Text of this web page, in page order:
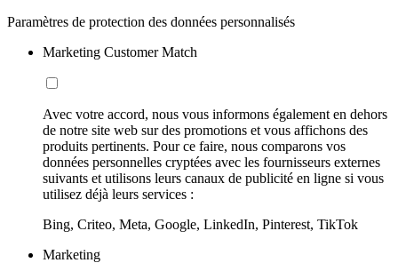
Paramètres de protection des données personnalisés
Marketing Customer Match
Avec votre accord, nous vous informons également en dehors
de notre site web sur des promotions et vous affichons des
produits pertinents. Pour ce faire, nous comparons vos
données personnelles cryptées avec les fournisseurs externes
suivants et utilisons leurs canaux de publicité en ligne si vous
utilisez déjà leurs services :
Bing, Criteo, Meta, Google, LinkedIn, Pinterest, TikTok
Marketing